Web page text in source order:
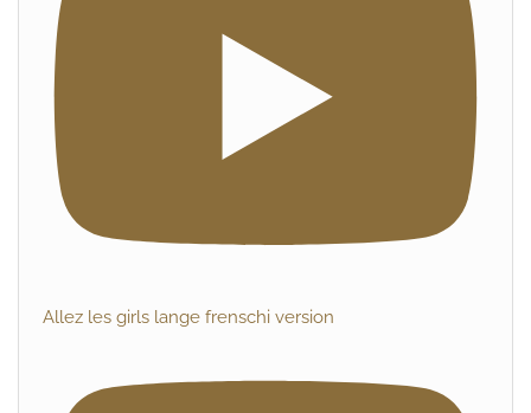
Allez les girls lange frenschi version